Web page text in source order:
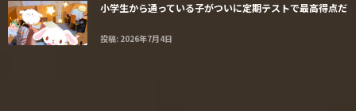
小学生から通っている子がついに定期テストで最高得点だ
投稿: 2026年7月4日